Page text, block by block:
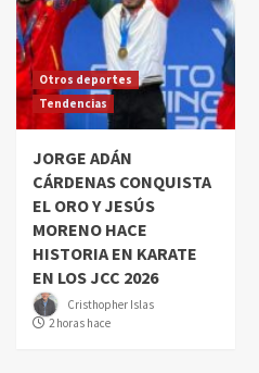
Otros deportes
Tendencias
JORGE ADÁN
CÁRDENAS CONQUISTA
EL ORO Y JESÚS
MORENO HACE
HISTORIA EN KARATE
EN LOS JCC 2026
Cristhopher Islas
2 horas hace